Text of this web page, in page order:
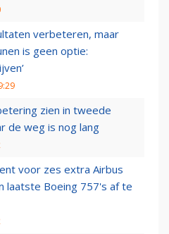
verbeteren, maar
is geen optie:
zien in tweede
de weg is nog lang
voor zes extra Airbus
laatste Boeing 757's af te